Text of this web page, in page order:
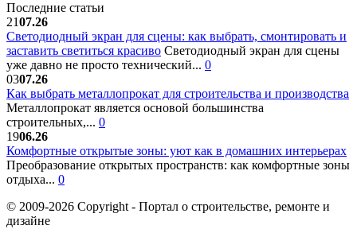
Последние статьи
2107.26
Светодиодный экран для сцены: как выбрать, смонтировать и
заставить светиться красиво Светодиодный экран для сцены
уже давно не просто технический... 0
0307.26
Как выбрать металлопрокат для строительства и производства
Металлопрокат является основой большинства
строительных,... 0
1906.26
Комфортные открытые зоны: уют как в домашних интерьерах
Преобразование открытых пространств: как комфортные зоны
отдыха... 0
© 2009-2026 Copyright - Портал о строительстве, ремонте и
дизайне